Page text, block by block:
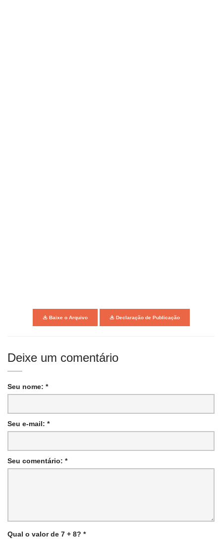
Baixe o Arquivo Declaração de Publicação
Deixe um comentário
Seu nome: *
Seu e-mail: *
Seu comentário: *
Qual o valor de 7 + 8? *